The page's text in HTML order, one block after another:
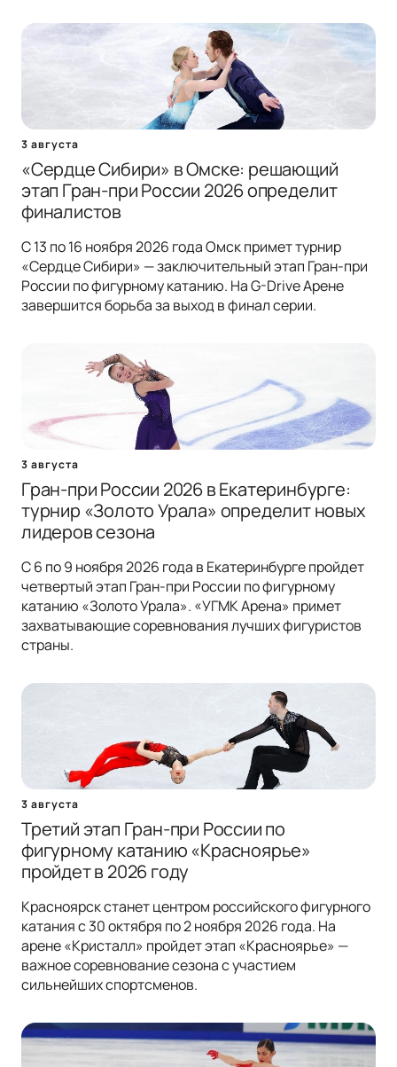
3 августа
«Сердце Сибири» в Омске: решающий
этап Гран-при России 2026 определит
финалистов
С 13 по 16 ноября 2026 года Омск примет турнир
«Сердце Сибири» — заключительный этап Гран-при
России по фигурному катанию. На G-Drive Арене
завершится борьба за выход в финал серии.
3 августа
Гран-при России 2026 в Екатеринбурге:
турнир «Золото Урала» определит новых
лидеров сезона
С 6 по 9 ноября 2026 года в Екатеринбурге пройдет
четвертый этап Гран-при России по фигурному
катанию «Золото Урала». «УГМК Арена» примет
захватывающие соревнования лучших фигуристов
страны.
3 августа
Третий этап Гран-при России по
фигурному катанию «Красноярье»
пройдет в 2026 году
Красноярск станет центром российского фигурного
катания с 30 октября по 2 ноября 2026 года. На
арене «Кристалл» пройдет этап «Красноярье» —
важное соревнование сезона с участием
сильнейших спортсменов.